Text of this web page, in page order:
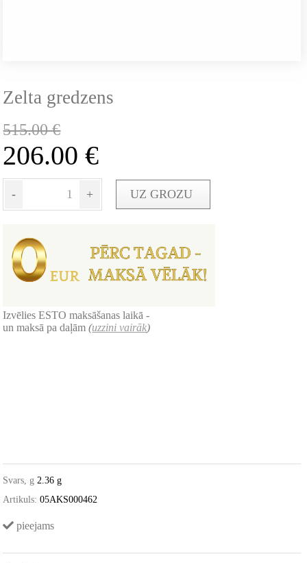
Zelta gredzens
515.00€
206.00€
- + UZ GROZU
Izvēlies ESTO maksāšanas laikā -
un maksā pa daļām(uzzini vairāk)
Svars, g 2.36 g
Artikuls: 05AKS000462
pieejams